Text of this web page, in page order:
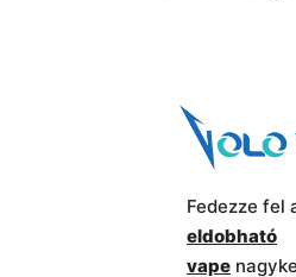
Fedezze fel
eldobható
vape